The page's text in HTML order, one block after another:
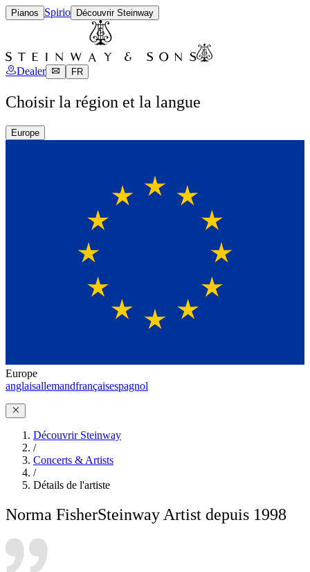
Pianos Spirio Découvrir Steinway
Dealer FR
Choisir la région et la langue
Europe
Europe
anglaisallemandfrançaisespagnol
Découvrir Steinway
/
Concerts & Artists
/
Détails de l'artiste
Norma FisherSteinway Artist depuis 1998